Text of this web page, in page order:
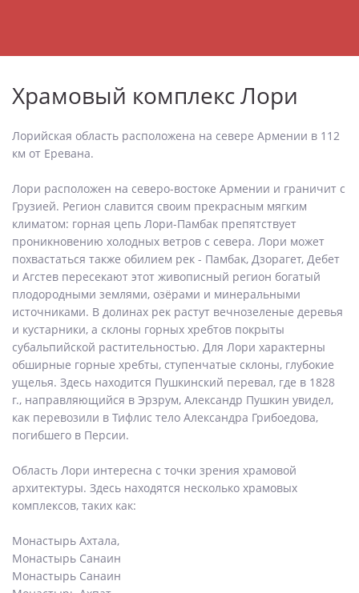
Храмовый комплекс Лори
Лорийская область расположена на севере Армении в 112
км от Еревана.
Лори расположен на северо-востоке Армении и граничит с
Грузией. Регион славится своим прекрасным мягким
климатом: горная цепь Лори-Памбак препятствует
проникновению холодных ветров с севера. Лори может
похвастаться также обилием рек - Памбак, Дзорагет, Дебет
и Агстев пересекают этот живописный регион богатый
плодородными землями, озёрами и минеральными
источниками. В долинах рек растут вечнозеленые деревья
и кустарники, а склоны горных хребтов покрыты
субальпийской растительностью. Для Лори характерны
обширные горные хребты, ступенчатые склоны, глубокие
ущелья. Здесь находится Пушкинский перевал, где в 1828
г., направляющийся в Эрзрум, Александр Пушкин увидел,
как перевозили в Тифлис тело Александра Грибоедова,
погибшего в Персии.
Область Лори интересна с точки зрения храмовой
архитектуры. Здесь находятся несколько храмовых
комплексов, таких как:
Монастырь Ахтала,
Монастырь Санаин
Монастырь Санаин